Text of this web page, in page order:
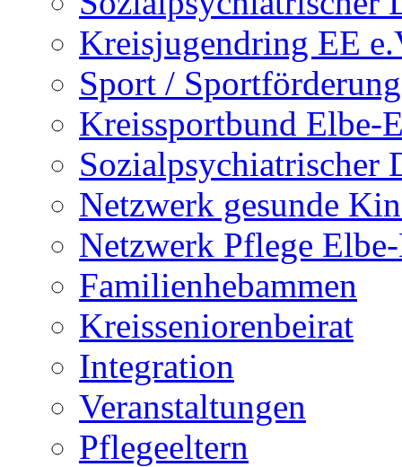
Kreisjugendring EE
Sport / Sportförderung
Kreissportbund Elbe-
Sozialpsychiatrischer
Netzwerk gesunde
Netzwerk Pflege
Familienhebammen
Kreisseniorenbeirat
Integration
Veranstaltungen
Pflegeeltern